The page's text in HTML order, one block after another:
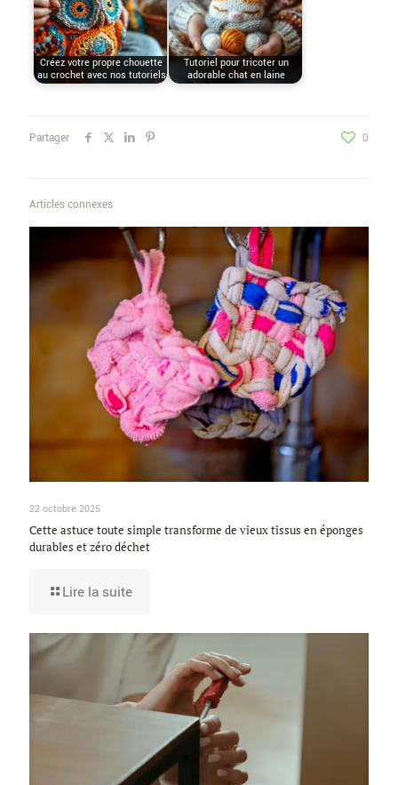
Créez votre propre chouette
au crochet avec nos tutoriels
Tutoriel pour tricoter un
adorable chat en laine
Partager 0
Articles connexes
22 octobre 2025
Cette astuce toute simple transforme de vieux tissus en éponges
durables et zéro déchet
Lire la suite